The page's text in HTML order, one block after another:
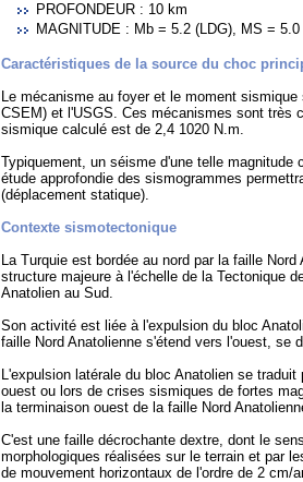
PROFONDEUR : 10 km
MAGNITUDE : Mb = 5.2 (LDG), MS = 5.0
Caractéristiques de la source du choc
Le mécanisme au foyer et le moment
CSEM) et l'USGS. Ces mécanismes sont très
sismique calculé est de 2,4 1020 N.m.
Typiquement, un séisme d'une telle magnitude
étude approfondie des sismogrammes
(déplacement statique).
Contexte sismotectonique
La Turquie est bordée au nord par la faille
structure majeure à l'échelle de la Tectonique
Anatolien au Sud.
Son activité est liée à l'expulsion du bloc
faille Nord Anatolienne s'étend vers l'ouest, se
L'expulsion latérale du bloc Anatolien se
ouest ou lors de crises sismiques de fortes
la terminaison ouest de la faille Nord
C'est une faille décrochante dextre, dont le
morphologiques réalisées sur le terrain et par
de mouvement horizontaux de l'ordre de 2 cm/